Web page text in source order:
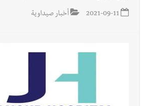
2021-09-11 أخبار صيداوية